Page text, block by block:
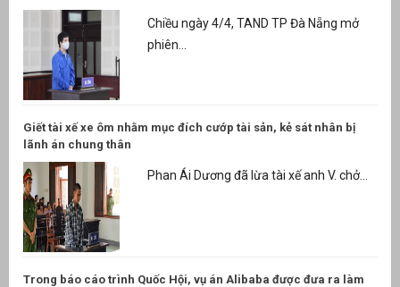
Chiều ngày 4/4, TAND TP Đà Nẵng mở
phiên...
Giết tài xế xe ôm nhằm mục đích cướp tài sản, kẻ sát nhân bị
lãnh án chung thân
Phan Ái Dương đã lừa tài xế anh V. chở...
Trong báo cáo trình Quốc Hội, vụ án Alibaba được đưa ra làm